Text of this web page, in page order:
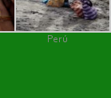
Perú